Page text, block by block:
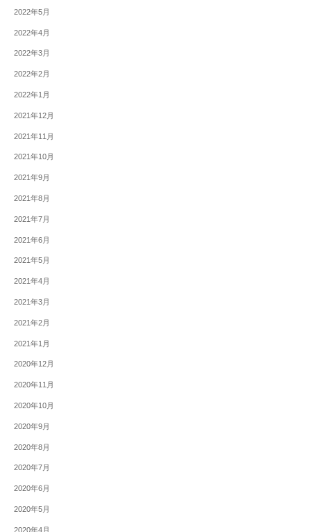
2022年5月
2022年4月
2022年3月
2022年2月
2022年1月
2021年12月
2021年11月
2021年10月
2021年9月
2021年8月
2021年7月
2021年6月
2021年5月
2021年4月
2021年3月
2021年2月
2021年1月
2020年12月
2020年11月
2020年10月
2020年9月
2020年8月
2020年7月
2020年6月
2020年5月
2020年4月